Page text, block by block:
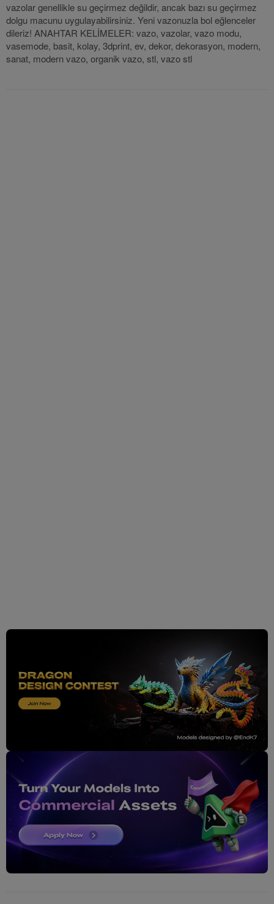
vazolar genellikle su geçirmez değildir, ancak bazı su geçirmez
dolgu macunu uygulayabilirsiniz. Yeni vazonuzla bol eğlenceler
dileriz! ANAHTAR KELİMELER: vazo, vazolar, vazo modu,
vasemode, basit, kolay, 3dprint, ev, dekor, dekorasyon, modern,
sanat, modern vazo, organik vazo, stl, vazo stl